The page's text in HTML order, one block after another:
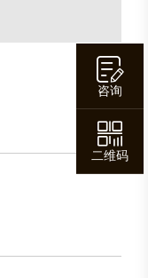
咨询
二维码